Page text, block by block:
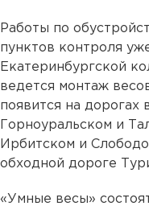
Работы по
пунктов контроля
Екатеринбургской
ведется монтаж
появится на дорогах
Горноуральском и
Ирбитском и
обходной дороге
«Умные весы»